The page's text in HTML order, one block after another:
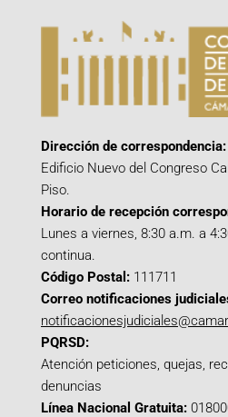
Dirección de correspondencia:
Edificio Nuevo del Congreso
Piso.
Horario de recepción
Lunes a viernes, 8:30 a.m. a
continua.
Código Postal: 111711
Correo notificaciones
PQRSD:
Atención peticiones, quejas,
denuncias
Línea Nacional Gratuita: